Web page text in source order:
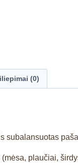
(0)
subalansuotas
plaučiai,